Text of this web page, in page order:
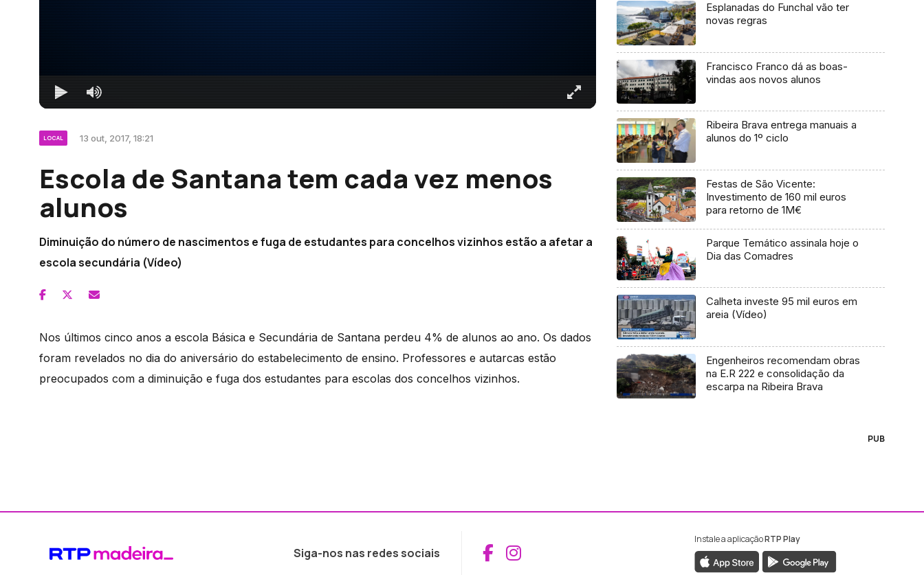
LOCAL 13 out, 2017, 18:21
Escola de Santana tem cada vez menos
alunos
Diminuição do número de nascimentos e fuga de estudantes para concelhos vizinhos estão a afetar a
escola secundária (Vídeo)
Nos últimos cinco anos a escola Básica e Secundária de Santana perdeu 4% de alunos ao ano. Os dados
foram revelados no dia do aniversário do estabelecimento de ensino. Professores e autarcas estão
preocupados com a diminuição e fuga dos estudantes para escolas dos concelhos vizinhos.
Esplanadas do Funchal vão ter
novas regras
Francisco Franco dá as boas-
vindas aos novos alunos
Ribeira Brava entrega manuais a
alunos do 1º ciclo
Festas de São Vicente:
Investimento de 160 mil euros
para retorno de 1M€
Parque Temático assinala hoje o
Dia das Comadres
Calheta investe 95 mil euros em
areia (Vídeo)
Engenheiros recomendam obras
na E.R 222 e consolidação da
escarpa na Ribeira Brava
PUB
Siga-nos nas redes sociais Aceder ao Facebook da RTP Madeira
Aceder ao Instagram da RTP Madeira
Instale a aplicaçãoRTP Play